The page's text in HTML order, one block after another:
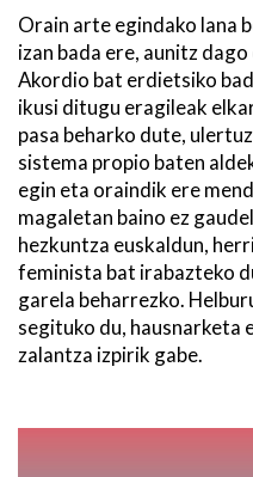
Orain arte egindako lana
izan bada ere, aunitz
Akordio bat erdietsiko
ikusi ditugu eragileak
pasa beharko dute,
sistema propio baten
egin eta oraindik ere
magaletan baino ez
hezkuntza euskaldun,
feminista bat irabazteko
garela beharrezko.
segituko du, hausnarketa
zalantza izpirik gabe.